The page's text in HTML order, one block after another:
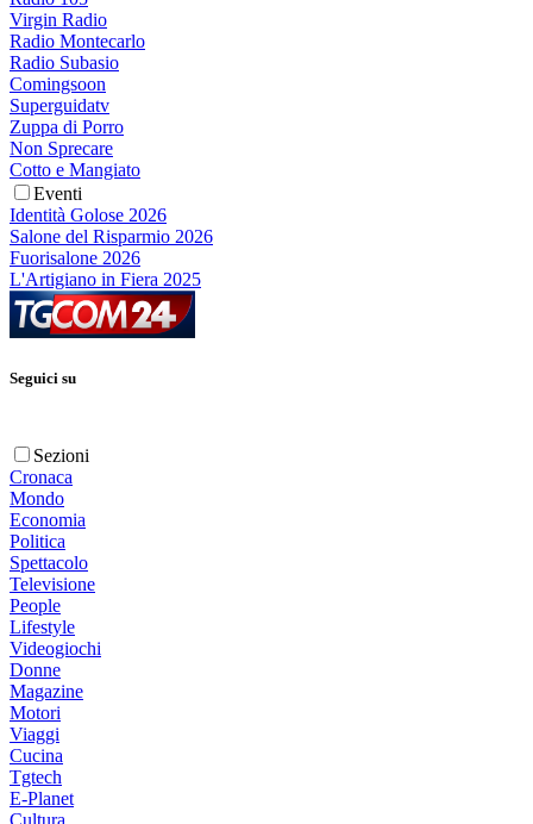
Virgin Radio
Radio Montecarlo
Radio Subasio
Comingsoon
Superguidatv
Zuppa di Porro
Non Sprecare
Cotto e Mangiato
Eventi
Identità Golose 2026
Salone del Risparmio 2026
Fuorisalone 2026
L'Artigiano in Fiera 2025
Seguici su
Sezioni
Cronaca
Mondo
Economia
Politica
Spettacolo
Televisione
People
Lifestyle
Videogiochi
Donne
Magazine
Motori
Viaggi
Cucina
Tgtech
E-Planet